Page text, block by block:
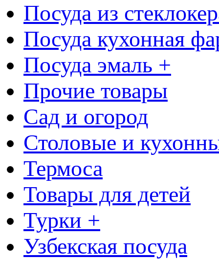
Посуда из
Посуда кухонная
Посуда эмаль +
Прочие товары
Сад и огород
Столовые и
Термоса
Товары для детей
Турки +
Узбекская посуда